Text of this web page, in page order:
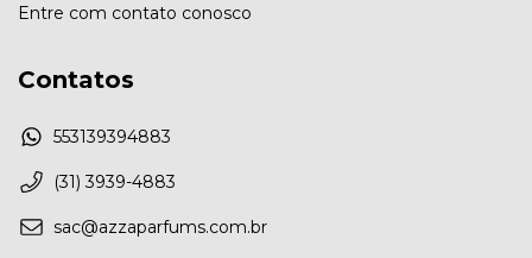
Entre com contato conosco
Contatos
553139394883
(31) 3939-4883
sac@azzaparfums.com.br